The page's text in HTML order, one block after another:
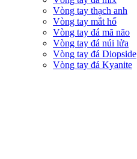
Vòng tay thạch anh
Vòng tay mắt hổ
Vòng tay đá mã não
Vòng tay đá núi lửa
Vòng tay đá Diopside
Vòng tay đá Kyanite